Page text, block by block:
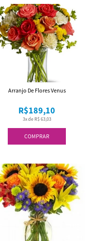
COMPRAR
3x de R$ 63,03
R$189,10
Arranjo De Flores Venus